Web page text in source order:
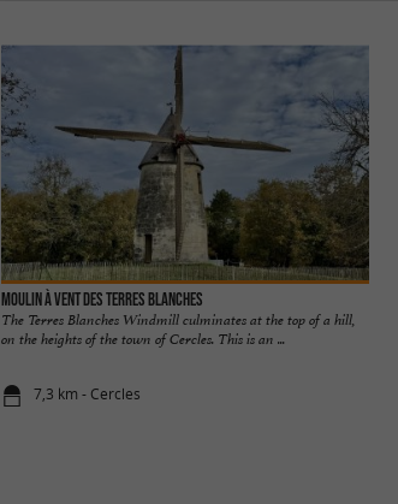
Moulin à vent des terres blanches
The Terres Blanches Windmill culminates at the top of a hill,
on the heights of the town of Cercles. This is an ...
7,3 km - Cercles